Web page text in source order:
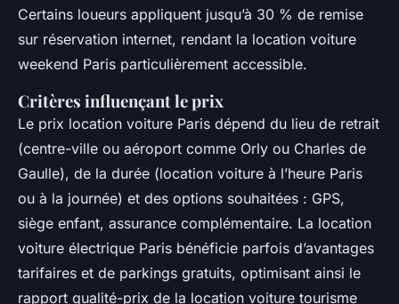
Certains loueurs appliquent jusqu’à 30 % de remise
sur réservation internet, rendant la location voiture
weekend Paris particulièrement accessible.
Critères influençant le prix
Le prix location voiture Paris dépend du lieu de retrait
(centre-ville ou aéroport comme Orly ou Charles de
Gaulle), de la durée (location voiture à l’heure Paris
ou à la journée) et des options souhaitées : GPS,
siège enfant, assurance complémentaire. La location
voiture électrique Paris bénéficie parfois d’avantages
tarifaires et de parkings gratuits, optimisant ainsi le
rapport qualité-prix de la location voiture tourisme